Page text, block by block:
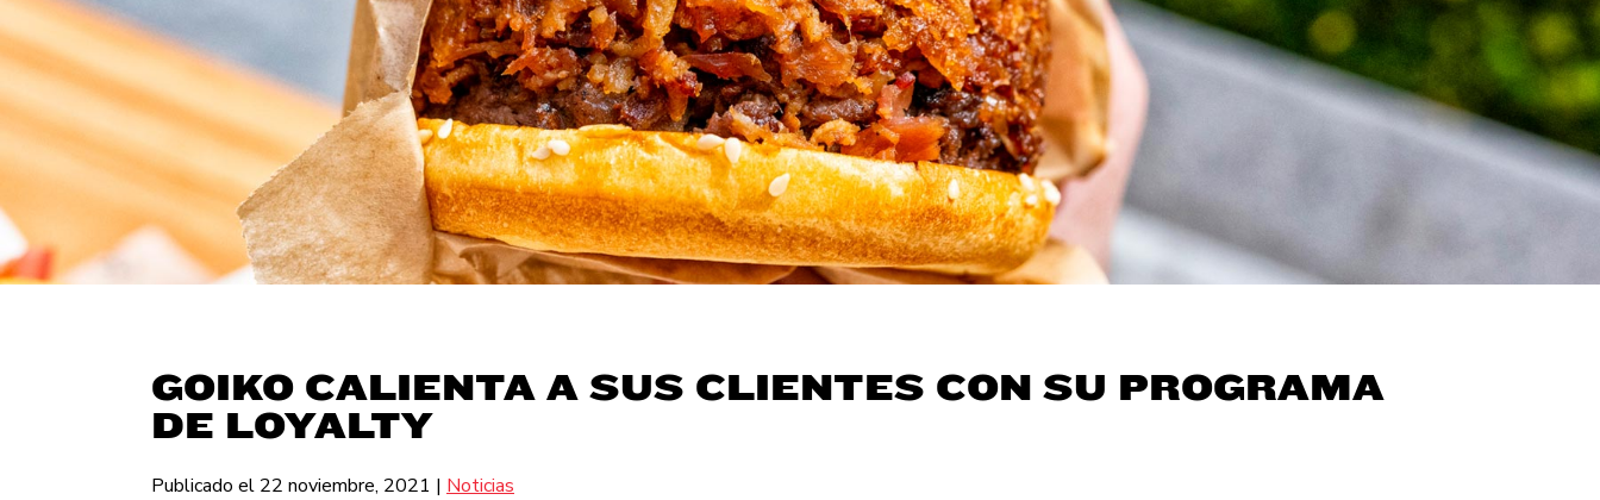
GOIKO CALIENTA A SUS CLIENTES CON SU PROGRAMA
DE LOYALTY
Publicado el 22 noviembre, 2021 | Noticias